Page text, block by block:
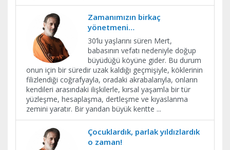
Zamanımızın birkaç
yönetmeni…
30’lu yaşlarını süren Mert,
babasının vefatı nedeniyle doğup
büyüdüğü köyüne gider. Bu durum
onun için bir süredir uzak kaldığı geçmişiyle, köklerinin
filizlendiği coğrafyayla, oradaki akrabalarıyla, onların
kendileri arasındaki ilişkilerle, kırsal yaşamla bir tür
yüzleşme, hesaplaşma, dertleşme ve kıyaslanma
zemini yaratır. Bir yandan büyük kentte ...
Çocuklardık, parlak yıldızlardık
o zaman!